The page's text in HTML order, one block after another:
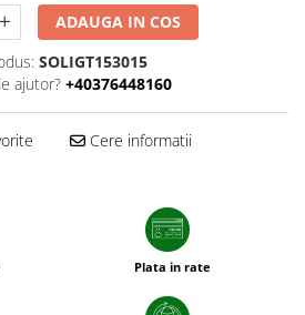
ADAUGA IN COS
SOLIGT153015
ajutor? +40376448160
Cere informatii
Plata in rate